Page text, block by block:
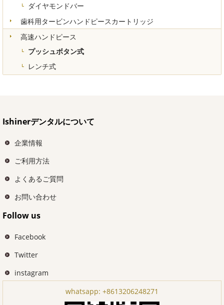
ダイヤモンドバー
歯科用タービンハンドピースカートリッジ
高速ハンドピース
プッシュボタン式
レンチ式
Ishinerデンタルについて
企業情報
ご利用方法
よくあるご質問
お問い合わせ
Follow us
Facebook
Twitter
instagram
whatsapp: +8613206248271